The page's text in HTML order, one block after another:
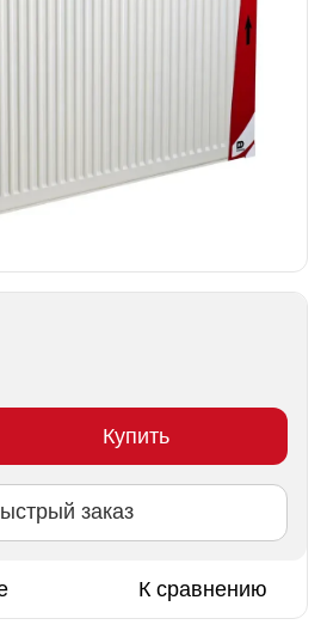
Купить
заказ
К сравнению